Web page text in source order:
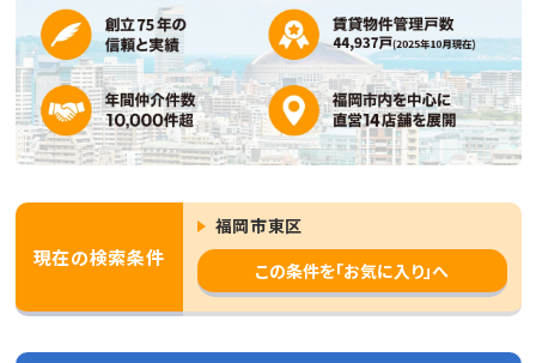
現在の検索条件
福岡市東区
この条件を「お気に入り」へ